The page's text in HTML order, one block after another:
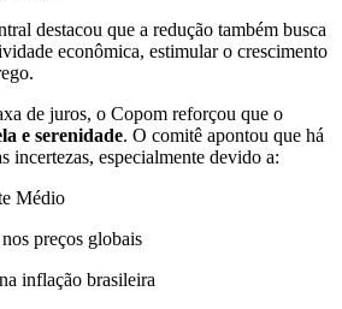
destacou que a redução também busca
econômica, estimular o crescimento
de juros, o Copom reforçou que o
e serenidade. O comitê apontou que há
incertezas, especialmente devido a:
Médio
preços globais
inflação brasileira